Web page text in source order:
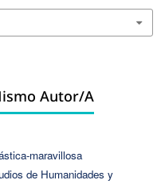
Autor/a
maravillosa
de Humanidades y